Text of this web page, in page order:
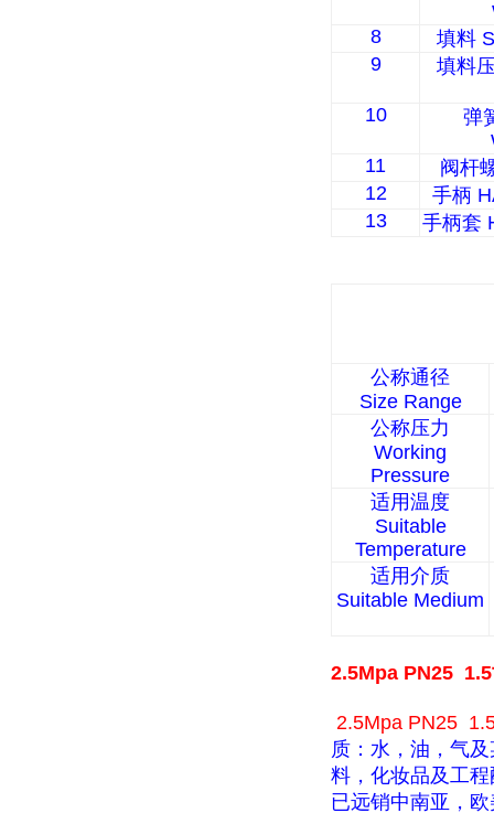
8
填料
9
填料
10
弹
11
阀杆
12
手柄
13
手柄套
公称通径
Size Range
公称压力
Working
Pressure
适用温度
Suitable
Temperature
适用介质
Suitable Medium
2.5Mpa PN25
2.5Mpa PN25
质：水，油，气
料，化妆品及工
已远销中南亚，